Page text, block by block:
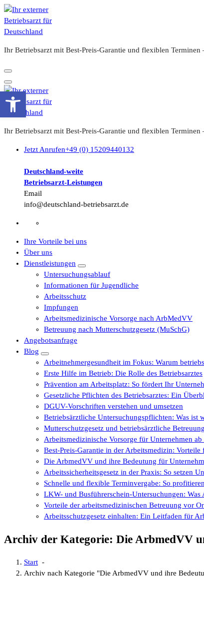
Zum
Inhalt
springen
Ihr Betriebsarzt mit Best-Preis-Garantie und flexiblen Terminen
Ihr Betriebsarzt mit Best-Preis-Garantie und flexiblen Terminen
Jetzt Anrufen+49 (0) 15209440132
Deutschland-weite
Betriebsarzt-Leistungen
Email
info@deutschland-betriebsarzt.de
Ihre Vorteile bei uns
Über uns
Dienstleistungen
Untersuchungsablauf
Informationen für Jugendliche
Arbeitsschutz
Impfungen
Arbeitsmedizinische Vorsorge nach ArbMedVV
Betreuung nach Mutterschutzgesetz (MuSchG)
Angebotsanfrage
Blog
Arbeitnehmergesundheit im Fokus: Warum
Erste Hilfe im Betrieb: Die Rolle des Betriebsarztes
Prävention am Arbeitsplatz: So fördert Ihr
Gesetzliche Pflichten des Betriebsarztes: Ein
DGUV-Vorschriften verstehen und umsetzen
Betriebsärztliche Untersuchungspflichten: Was ist
Mutterschutzgesetz und betriebsärztliche
Arbeitsmedizinische Vorsorge für Unternehmen
Best-Preis-Garantie in der Arbeitsmedizin: Vorteile
Die ArbmedVV und ihre Bedeutung für
Arbeitssicherheitsgesetz in der Praxis: So setzen
Schnelle und flexible Terminvergabe: So
LKW- und Busführerschein-Untersuchungen: Was
Vorteile der arbeitsmedizinischen Betreuung vor
Arbeitsschutzgesetz einhalten: Ein Leitfaden für
Archiv der Kategorie: Die ArbmedVV
Start -
Archiv nach Kategorie "Die ArbmedVV und ihre
Werkzeugleiste öffnen